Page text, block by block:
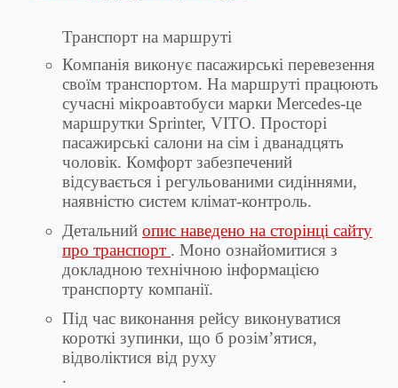
Транспорт на маршруті
Компанія виконує пасажирські перевезення
своїм транспортом. На маршруті працюють
сучасні мікроавтобуси марки Mercedes-це
маршрутки Sprinter, VITO. Просторі
пасажирські салони на сім і дванадцять
чоловік. Комфорт забезпечений
відсувається і регульованими сидіннями,
наявністю систем клімат-контроль.
Детальний опис наведено на сторінці сайту
про транспорт . Моно ознайомитися з
докладною технічною інформацією
транспорту компанії.
Під час виконання рейсу виконуватися
короткі зупинки, що б розім’ятися,
відволіктися від руху
.